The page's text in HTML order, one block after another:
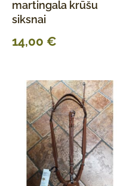
martingala krūšu
siksnai
14,00 €